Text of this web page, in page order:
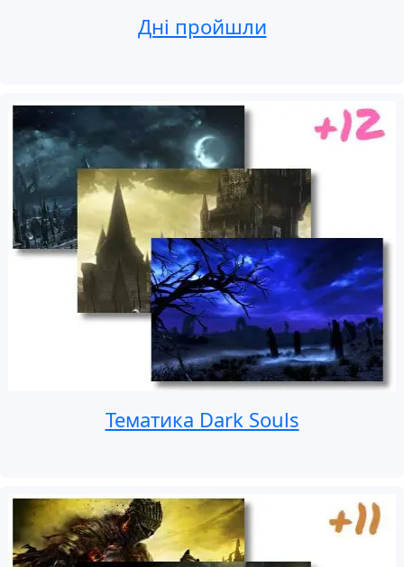
Дні пройшли
Тематика Dark Souls